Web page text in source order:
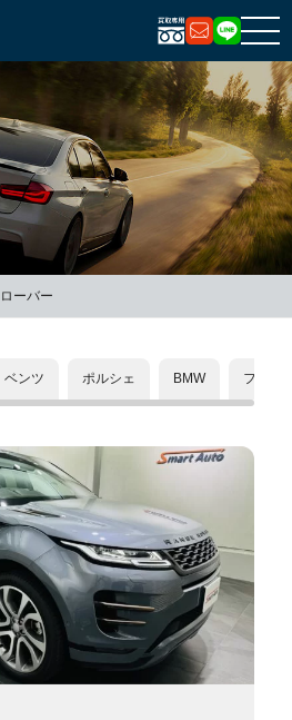
お問い合
LINE
ーバー
ベンツ ポルシェ BMW フォル